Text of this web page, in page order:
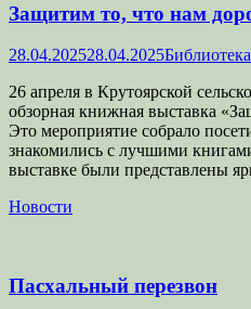
Защитим то, что нам
Опубликовано
28.04.202528.04.2025Автор
Библиотека
26 апреля в Крутоярской
обзорная книжная выставка
Это мероприятие собрало
знакомились с лучшими
выставке были представлены
Категории
Новости
Пасхальный перезвон